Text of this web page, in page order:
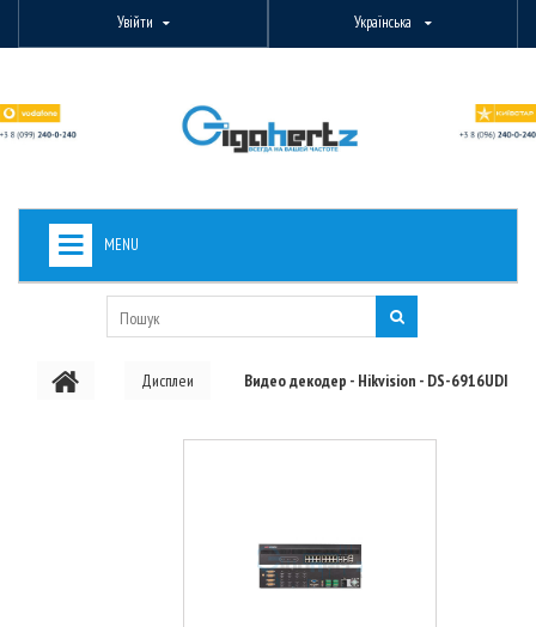
Увійти Українська
MENU
PON ОБЛАДНАННЯ
ОПТОВОЛОКОННЕ ОБЛАДНАННЯ
Дисплеи Видео декодер - Hikvision - DS-6916UDI